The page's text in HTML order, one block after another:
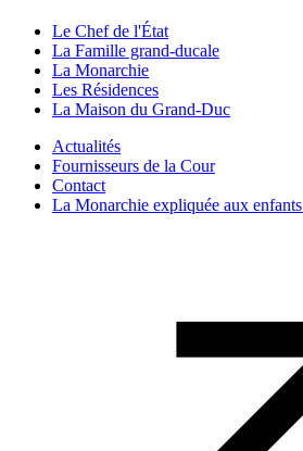
Le Chef de l'État
La Famille grand-ducale
La Monarchie
Les Résidences
La Maison du Grand-Duc
Actualités
Fournisseurs de la Cour
Contact
La Monarchie expliquée aux enfants